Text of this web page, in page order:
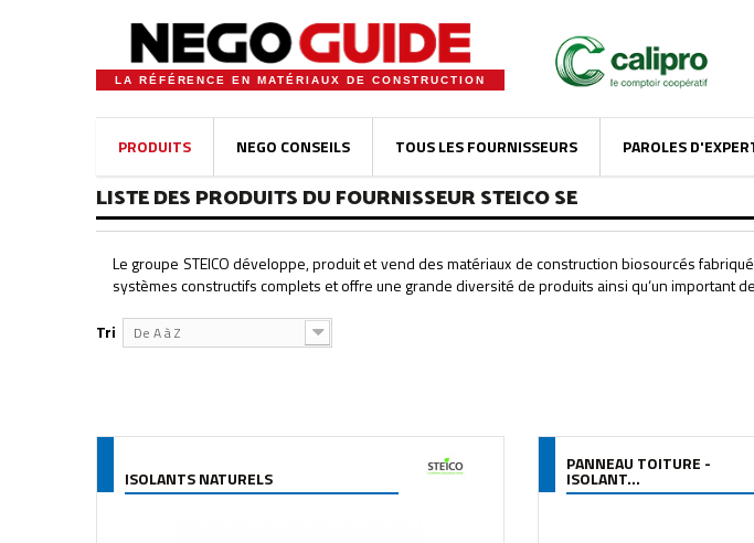
LA RÉFÉRENCE EN MATÉRIAUX DE CONSTRUCTION
PRODUITS NEGO CONSEILS TOUS LES FOURNISSEURS PAROLES
LISTE DES PRODUITS DU FOURNISSEUR STEICO SE
Le groupe STEICO développe, produit et vend des matériaux de construction biosourcés
systèmes constructifs complets et offre une grande diversité de produits ainsi qu‘un important
Tri
De A à Z
ISOLANTS NATURELS
PANNEAU TOITURE -
ISOLANT...